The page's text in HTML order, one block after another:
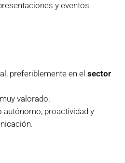
y eventos
preferiblemente en el sector
muy valorado.
autónomo, proactividad y